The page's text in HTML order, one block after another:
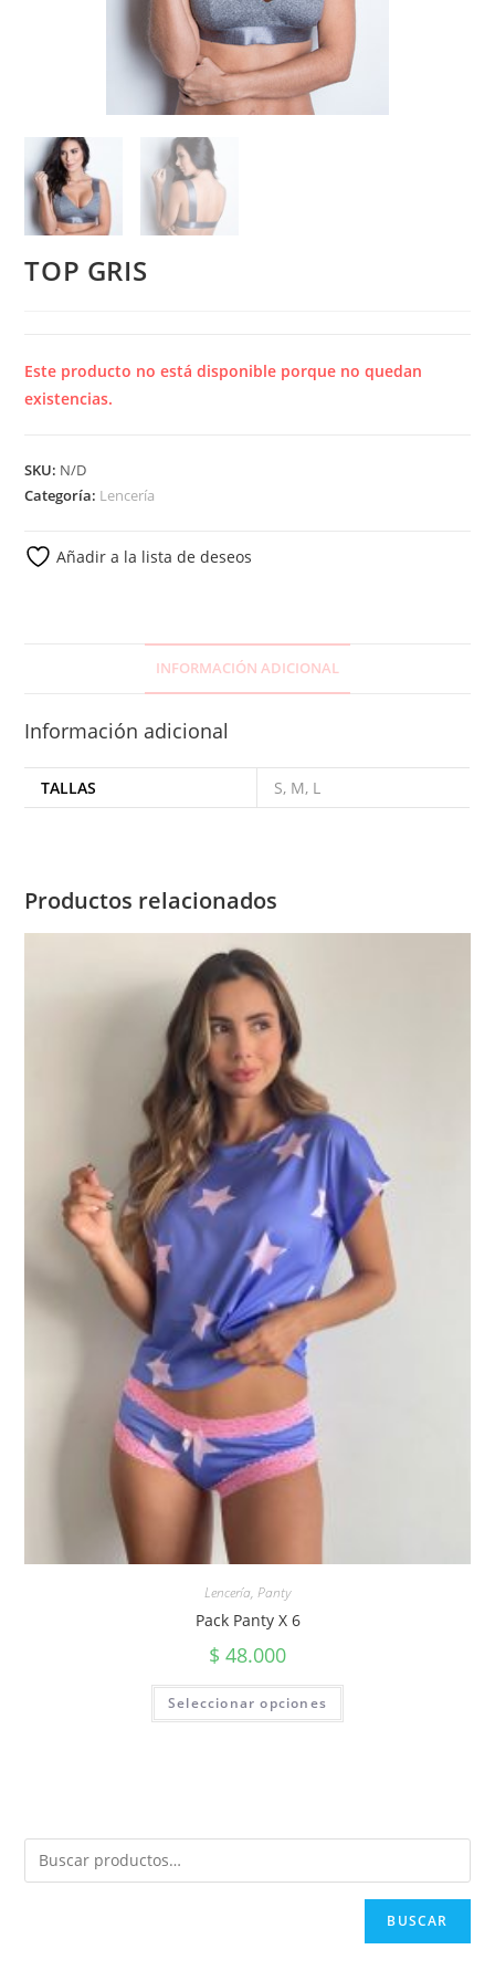
TOP GRIS
Este producto no está disponible porque no quedan
existencias.
SKU: N/D
Categoría: Lencería
Añadir a la lista de deseos
INFORMACIÓN ADICIONAL
Información adicional
TALLAS S, M, L
Productos relacionados
Lencería, Panty
Pack Panty X 6
$ 48.000
Seleccionar opciones
BUSCAR